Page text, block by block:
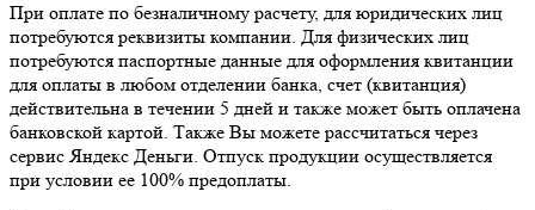
При оплате по безналичному расчету, для юридических лиц
потребуются реквизиты компании. Для физических лиц
потребуются паспортные данные для оформления квитанции
для оплаты в любом отделении банка, счет (квитанция)
действительна в течении 5 дней и также может быть оплачена
банковской картой. Также Вы можете рассчитаться через
сервис Яндекс Деньги. Отпуск продукции осуществляется
при условии ее 100% предоплаты.